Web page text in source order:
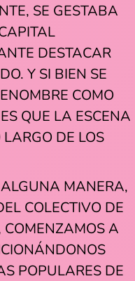
SE GESTABA
DESTACAR
Y SI BIEN SE
COMO
QUE LA ESCENA
DE LOS
MANERA,
COLECTIVO DE
COMENZAMOS A
POPULARES DE